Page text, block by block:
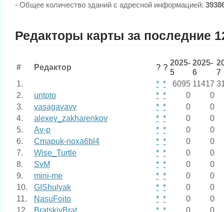
- Общее количество зданий с адресной информацией:
Редакторы карты за последние
# Редактор ? ?
2025-
5
2025-
6
7
1.
* * 6095 11417
2.
untoto * * 0
0
3.
vasagavavv * * 0
0
4.
alexey_zakharenkov * * 0
0
5.
Av-p * * 0
0
6.
Cmapuk-noxa6bl4 * * 0
0
7.
Wise_Turtle * * 0
0
8.
SvM * * 0
0
9.
mini-me * * 0
0
10.
GIShulyak * * 0
0
11.
NasuFoito * * 0
0
12.
BratskiyBrat * * 0
0